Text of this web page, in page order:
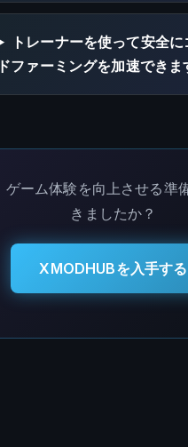
トレーナーを使って安全
ドファーミングを加速できま
ゲーム体験を向上させる準
きましたか？
XMODHUBを入手する